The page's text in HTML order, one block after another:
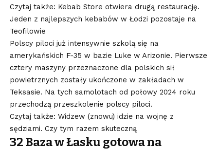
Czytaj także: Kebab Store otwiera drugą restaurację.
Jeden z najlepszych kebabów w Łodzi pozostaje na
Teofilowie
Polscy piloci już intensywnie szkolą się na
amerykańskich F-35 w bazie Luke w Arizonie. Pierwsze
cztery maszyny przeznaczone dla polskich sił
powietrznych zostały ukończone w zakładach w
Teksasie. Na tych samolotach od połowy 2024 roku
przechodzą przeszkolenie polscy piloci.
Czytaj także: Widzew (znowu) idzie na wojnę z
sędziami. Czy tym razem skuteczną
32 Baza w Łasku gotowa na